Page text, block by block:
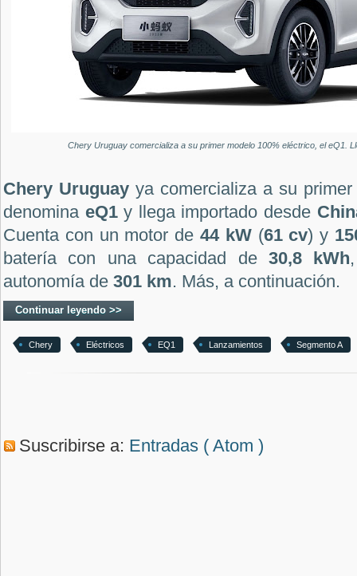
Chery Uruguay comercializa a su primer modelo 100% eléctrico, el eQ1.
Chery Uruguay ya comercializa a su
denomina eQ1y llega importado desde
Cuenta con un motor de 44 kW(61 cv) y
batería con una capacidad de 30,8 kWh
autonomía de 301 km. Más, a continuación.
Continuar leyendo >>
Chery Eléctricos EQ1 Lanzamientos Segmento A
Suscribirse a: Entradas ( Atom )